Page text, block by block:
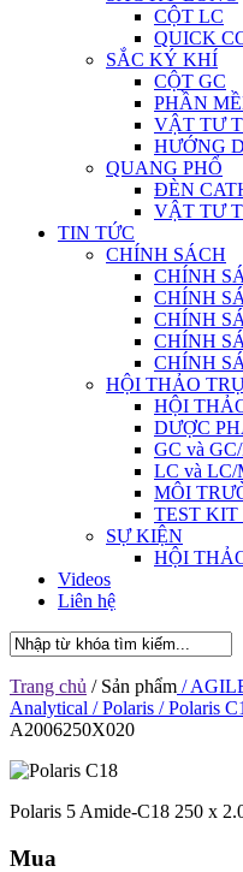
CỘT LC
QUICK
SẮC KÝ KHÍ
CỘT GC
PHẦN
VẬT TƯ
HƯỚNG
QUANG PHỔ
ĐÈN
VẬT TƯ
TIN TỨC
CHÍNH SÁCH
CHÍNH
CHÍNH
CHÍNH
CHÍNH
CHÍNH
HỘI THẢO
HỘI
DƯỢC
GC và
LC và LC/
MÔI
TEST KIT
SỰ KIỆN
HỘI
Videos
Liên hệ
Trang chủ / Sản phẩm /
Analytical / Polaris / Polaris
A2006250X020
Polaris 5 Amide-C18 250 x
Mua